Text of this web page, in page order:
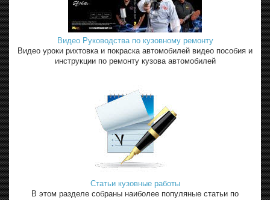
Видео Руководства по кузовному ремонту
Видео уроки рихтовка и покраска автомобилей видео пособия и
инструкции по ремонту кузова автомобилей
Статьи кузовные работы
В этом разделе собраны наиболее популяные статьи по